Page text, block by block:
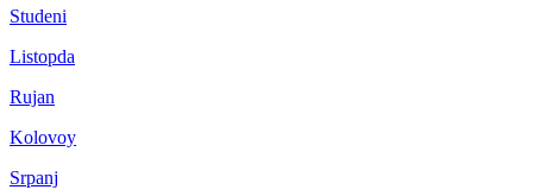
Studeni
Listopda
Rujan
Kolovoy
Srpanj